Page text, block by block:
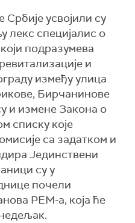
усвојили су
лекс специјалис о
подразумева
и
између улица
Бирчанинове
и измене Закона о
списку које
са задатком и
Јединствени
су у
почели
РЕМ-а, која ће